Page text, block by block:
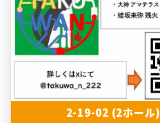
2-19-02 (2ホール)